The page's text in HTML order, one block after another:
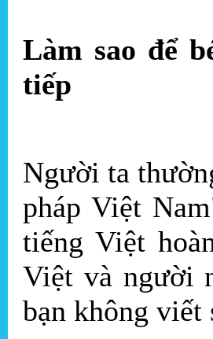
Làm sao để
tiếp
Người ta
pháp Việt
tiếng Việt
Việt và người
bạn không viết